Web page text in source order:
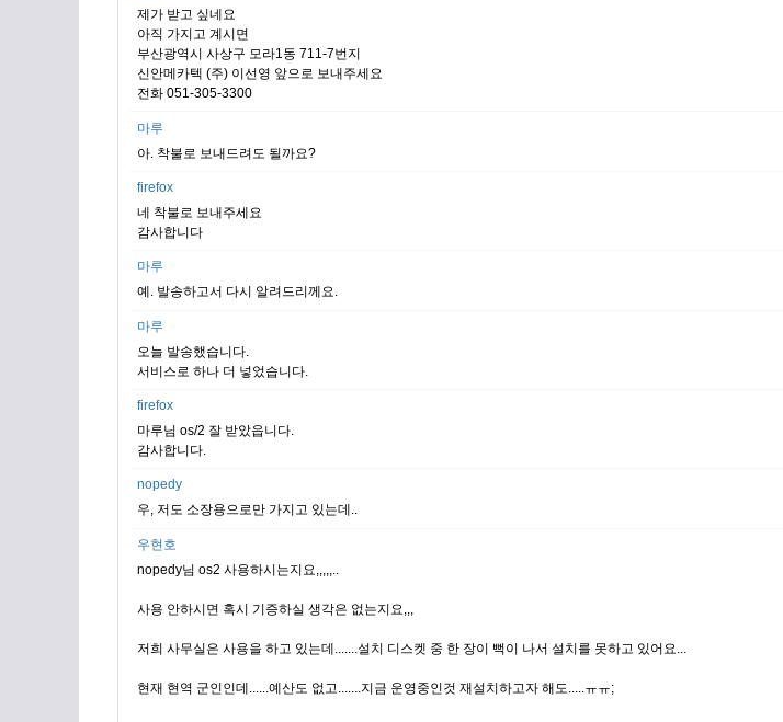
제가 받고 싶네요
아직 가지고 계시면
부산광역시 사상구 모라1동 711-7번지
신안메카텍 (주) 이선영 앞으로 보내주세요
전화 051-305-3300
마루
아. 착불로 보내드려도 될까요?
firefox
네 착불로 보내주세요
감사합니다
마루
예. 발송하고서 다시 알려드리께요.
마루
오늘 발송했습니다.
서비스로 하나 더 넣었습니다.
firefox
마루님 os/2 잘 받았읍니다.
감사합니다.
nopedy
우, 저도 소장용으로만 가지고 있는데..
우현호
nopedy님 os2 사용하시는지요,,,,,..
사용 안하시면 혹시 기증하실 생각은 없는지요,,,
저희 사무실은 사용을 하고 있는데.......설치 디스켓 중 한 장이 뻑이 나서 설치를 못하고 있어요...
현재 현역 군인인데......예산도 없고.......지금 운영중인것 재설치하고자 해도.....ㅠㅠ;